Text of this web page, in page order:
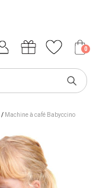
0
/ Machine à café Babyccino